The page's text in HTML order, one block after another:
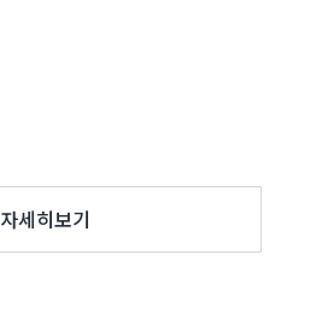
자세히보기